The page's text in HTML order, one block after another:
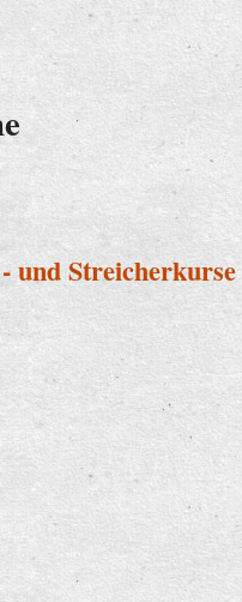
und Streicherkurse